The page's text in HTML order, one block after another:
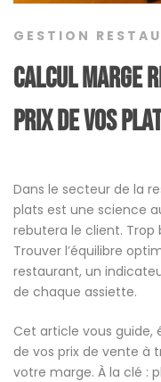
GESTION
Calcul marge
prix de vos
Dans le secteur de la
plats est une science
rebutera le client. Trop
Trouver l’équilibre
restaurant, un
de chaque assiette.
Cet article vous guide,
de vos prix de vente à
votre marge. À la clé :